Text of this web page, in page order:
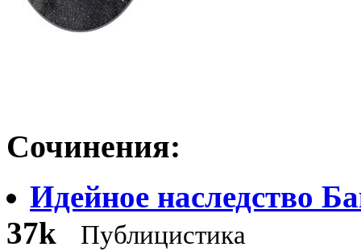
Сочинения:
Идейное наследство
37k
Публицистика